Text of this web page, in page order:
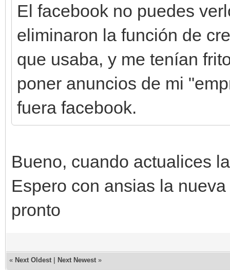
El facebook no puedes
eliminaron la función de
que usaba, y me tenían
poner anuncios de mi
fuera facebook.
Bueno, cuando actualices
Espero con ansias la
pronto
« Next Oldest Next Newest »